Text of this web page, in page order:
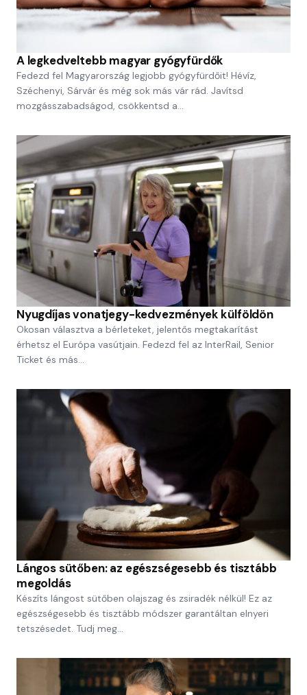
A legkedveltebb magyar gyógyfürdők
Fedezd fel Magyarország legjobb gyógyfürdőit! Hévíz,
Széchenyi, Sárvár és még sok más vár rád. Javítsd
mozgásszabadságod, csökkentsd a…
Nyugdíjas vonatjegy-kedvezmények külföldön
Okosan választva a bérleteket, jelentős megtakarítást
érhetsz el Európa vasútjain. Fedezd fel az InterRail, Senior
Ticket és más…
Lángos sütőben: az egészségesebb és tisztább
megoldás
Készíts lángost sütőben olajszag és zsiradék nélkül! Ez az
egészségesebb és tisztább módszer garantáltan elnyeri
tetszésedet. Tudj meg…